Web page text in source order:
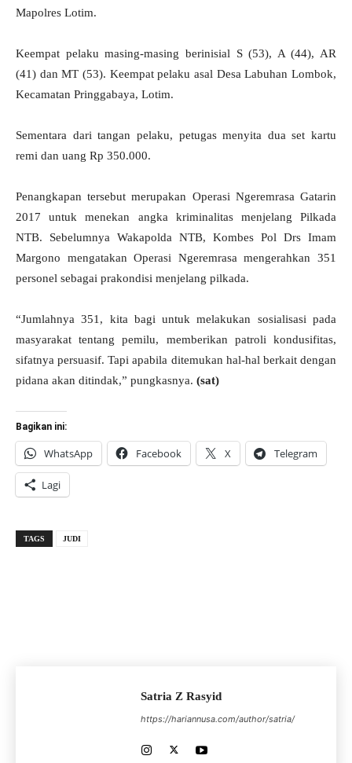
Mapolres Lotim.
Keempat pelaku masing-masing berinisial S (53), A (44), AR
(41) dan MT (53). Keempat pelaku asal Desa Labuhan Lombok,
Kecamatan Pringgabaya, Lotim.
Sementara dari tangan pelaku, petugas menyita dua set kartu
remi dan uang Rp 350.000.
Penangkapan tersebut merupakan Operasi Ngeremrasa Gatarin
2017 untuk menekan angka kriminalitas menjelang Pilkada
NTB. Sebelumnya Wakapolda NTB, Kombes Pol Drs Imam
Margono mengatakan Operasi Ngeremrasa mengerahkan 351
personel sebagai prakondisi menjelang pilkada.
“Jumlahnya 351, kita bagi untuk melakukan sosialisasi pada
masyarakat tentang pemilu, memberikan patroli kondusifitas,
sifatnya persuasif. Tapi apabila ditemukan hal-hal berkait dengan
pidana akan ditindak,” pungkasnya. (sat)
Bagikan ini:
WhatsApp Facebook X Telegram
Lagi
TAGS JUDI
Satria Z Rasyid
https://hariannusa.com/author/satria/